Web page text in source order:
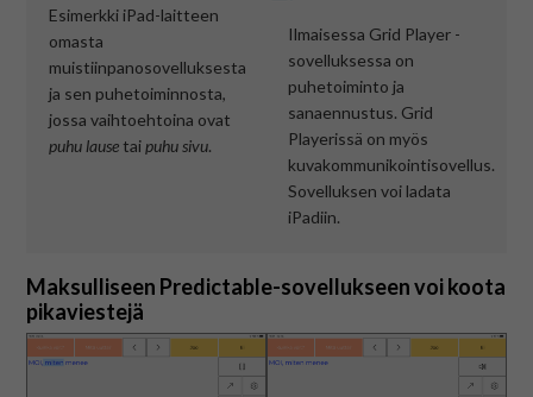
Esimerkki iPad-laitteen
omasta
muistiinpanosovelluksesta
ja sen puhetoiminnosta,
jossa vaihtoehtoina ovat
puhu lausetaipuhu sivu.
Ilmaisessa Grid Player -
sovelluksessa on
puhetoiminto ja
sanaennustus. Grid
Playerissä on myös
kuvakommunikointisovellus.
Sovelluksen voi ladata
iPadiin.
Maksulliseen Predictable-sovellukseen voi koota
pikaviestejä